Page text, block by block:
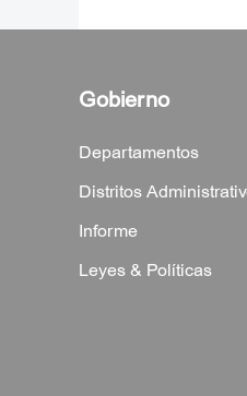
Gobierno
Departamentos
Distritos
Informe
Leyes & Políticas